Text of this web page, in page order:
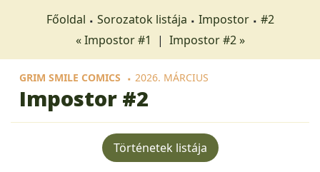
Főoldal Sorozatok listája Impostor
#2
« Impostor #1
| Impostor #2 »
GRIM SMILE COMICS 2026. MÁRCIUS
Impostor #2
Történetek listája